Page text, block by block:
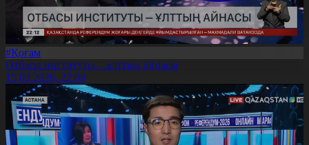
#Қоғам
Отбасы институты – ұлттың айнасы
15.03.2026, 22:08